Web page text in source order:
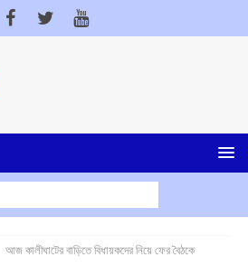
আজ কালীঘাটের বাড়িতে বিধায়কদের নিয়ে ফের বৈঠকে